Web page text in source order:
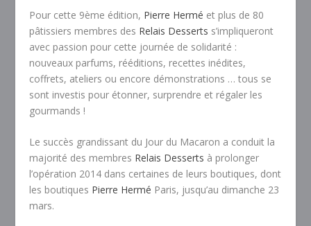
Pour cette 9ème édition, Pierre Hermé et plus de 80
pâtissiers membres des Relais Desserts s’impliqueront
avec passion pour cette journée de solidarité :
nouveaux parfums, rééditions, recettes inédites,
coffrets, ateliers ou encore démonstrations … tous se
sont investis pour étonner, surprendre et régaler les
gourmands !
Le succès grandissant du Jour du Macaron a conduit la
majorité des membres Relais Desserts à prolonger
l’opération 2014 dans certaines de leurs boutiques, dont
les boutiques Pierre Hermé Paris, jusqu’au dimanche 23
mars.